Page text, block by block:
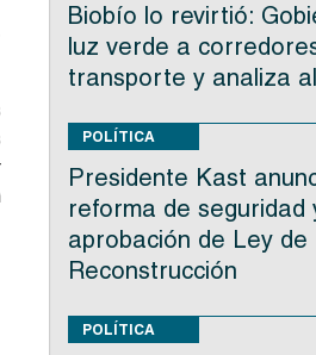
Biobío lo revirtió:
luz verde a
transporte y analiza
POLÍTICA
Presidente Kast
reforma de seguridad
aprobación de Ley de
Reconstrucción
POLÍTICA